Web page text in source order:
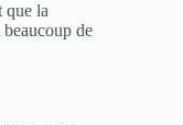
que la
de